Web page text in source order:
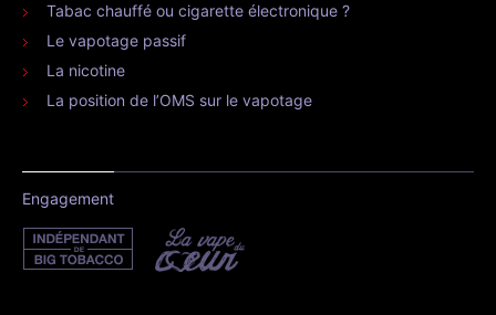
Tabac chauffé ou cigarette électronique ?
Le vapotage passif
La nicotine
La position de l’OMS sur le vapotage
Engagement